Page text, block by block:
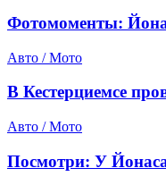
Фотомоменты:
Авто / Мото
В Кестерциемсе
Авто / Мото
Посмотри: У Йонаса